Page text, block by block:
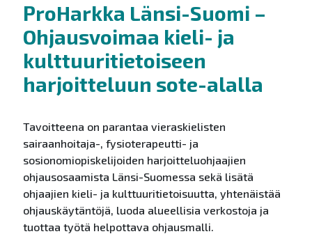
ProHarkka Länsi-Suomi –
Ohjausvoimaa kieli- ja
kulttuuritietoiseen
harjoitteluun sote-alalla
Tavoitteena on parantaa vieraskielisten
sairaanhoitaja-, fysioterapeutti- ja
sosionomiopiskelijoiden harjoitteluohjaajien
ohjausosaamista Länsi-Suomessa sekä lisätä
ohjaajien kieli- ja kulttuuritietoisuutta, yhtenäistää
ohjauskäytäntöjä, luoda alueellisia verkostoja ja
tuottaa työtä helpottava ohjausmalli.